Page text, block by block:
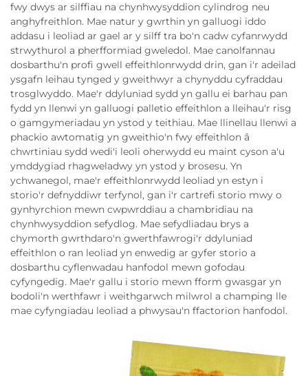
fwy dwys ar silffiau na chynhwysyddion cylindrog neu
anghyfreithlon. Mae natur y gwrthin yn galluogi iddo
addasu i leoliad ar gael ar y silff tra bo'n cadw cyfanrwydd
strwythurol a pherfformiad gweledol. Mae canolfannau
dosbarthu'n profi gwell effeithlonrwydd drin, gan i'r adeilad
ysgafn leihau tynged y gweithwyr a chynyddu cyfraddau
trosglwyddo. Mae'r ddyluniad sydd yn gallu ei barhau pan
fydd yn llenwi yn galluogi palletio effeithlon a lleihau'r risg
o gamgymeriadau yn ystod y teithiau. Mae llinellau llenwi a
phackio awtomatig yn gweithio'n fwy effeithlon â
chwrtiniau sydd wedi'i leoli oherwydd eu maint cyson a'u
ymddygiad rhagweladwy yn ystod y brosesu. Yn
ychwanegol, mae'r effeithlonrwydd leoliad yn estyn i
storio'r defnyddiwr terfynol, gan i'r cartrefi storio mwy o
gynhyrchion mewn cwpwrddiau a chambridiau na
chynhwysyddion sefydlog. Mae sefydliadau brys a
chymorth gwrthdaro'n gwerthfawrogi'r ddyluniad
effeithlon o ran leoliad yn enwedig ar gyfer storio a
dosbarthu cyflenwadau hanfodol mewn gofodau
cyfyngedig. Mae'r gallu i storio mewn fform gwasgar yn
bodoli'n werthfawr i weithgarwch milwrol a champing lle
mae cyfyngiadau leoliad a phwysau'n ffactorion hanfodol.